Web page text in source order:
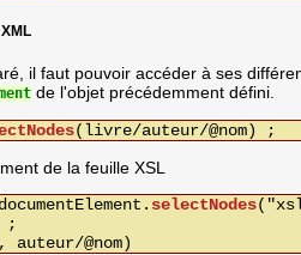
il faut pouvoir accéder à ses
de l'objet précédemment défini.
(livre/auteur/@nom) ;
de la feuille XSL
selectNodes
;
@nom)